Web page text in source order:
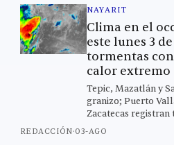
NAYARIT
Clima en el
este lunes 3
tormentas
calor extremo
Tepic, Mazatlán y
granizo; Puerto
Zacatecas
Culiacán alcanza los
REDACCIÓN·03-AGO